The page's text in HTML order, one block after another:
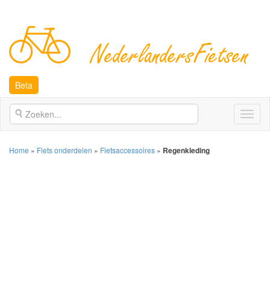
Beta
Open
Home » Fiets onderdelen » Fietsaccessoires » Regenkleding